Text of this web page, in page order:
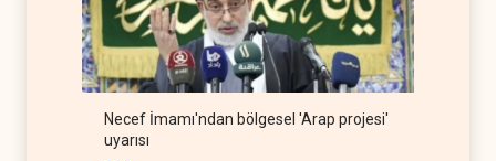
Necef İmamı'ndan bölgesel 'Arap projesi'
uyarısı